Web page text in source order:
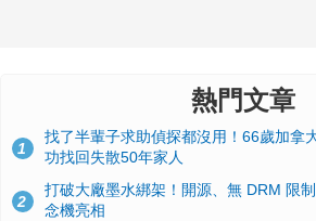
熱門文章
1
找了半輩子求助偵探都沒用！66歲加拿
功找回失散50年家人
2
打破大廠墨水綁架！開源、無 DRM 限
念機亮相